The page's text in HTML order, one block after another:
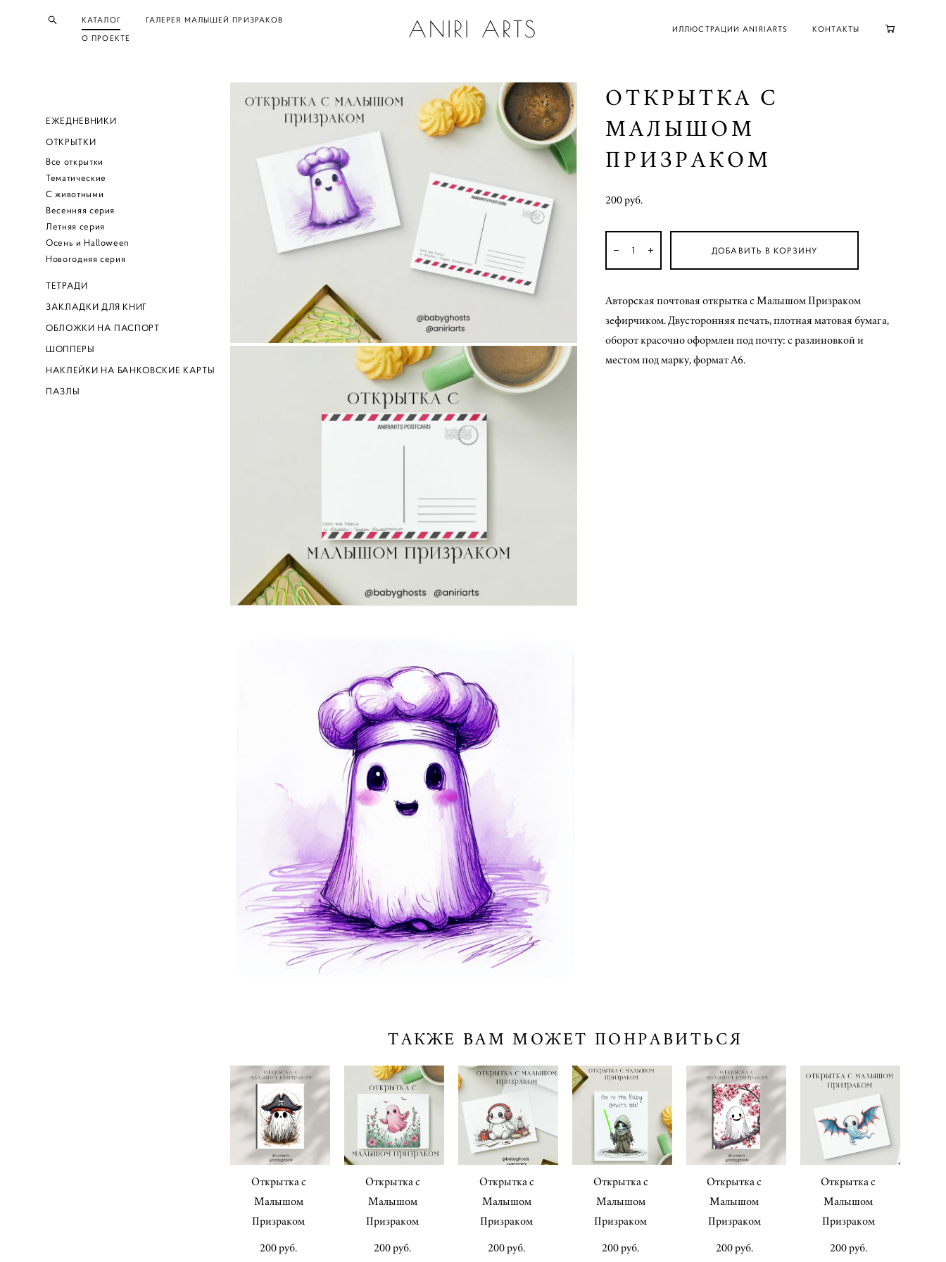
КАТАЛОГ
ГАЛЕРЕЯ МАЛЫШЕЙ ПРИЗРАКОВ
О ПРОЕКТЕ
ANIRI ARTS ИЛЛЮСТРАЦИИ ANIRIARTS КОНТАКТЫ
ЕЖЕДНЕВНИКИ
ОТКРЫТКИ
Все открытки
Тематические
С животными
Весенняя серия
Летняя серия
Осень и Halloween
Новогодняя серия
ТЕТРАДИ
ЗАКЛАДКИ ДЛЯ КНИГ
ОБЛОЖКИ НА ПАСПОРТ
ШОППЕРЫ
НАКЛЕЙКИ НА БАНКОВСКИЕ КАРТЫ
ПАЗЛЫ
ОТКРЫТКА С
МАЛЫШОМ
ПРИЗРАКОМ
200 pуб.
ДОБАВИТЬ В КОРЗИНУ
Авторская почтовая открытка с Малышом Призраком
зефирчиком. Двусторонняя печать, плотная матовая бумага,
оборот красочно оформлен под почту: с разлиновкой и
местом под марку, формат А6.
ТАКЖЕ ВАМ МОЖЕТ ПОНРАВИТЬСЯ
Открытка с
Малышом
Призраком
200 pуб.
Открытка с
Малышом
Призраком
200 pуб.
Открытка с
Малышом
Призраком
200 pуб.
Открытка с
Малышом
Призраком
200 pуб.
Открытка с
Малышом
Призраком
200 pуб.
Открытка с
Малышом
Призраком
200 pуб.